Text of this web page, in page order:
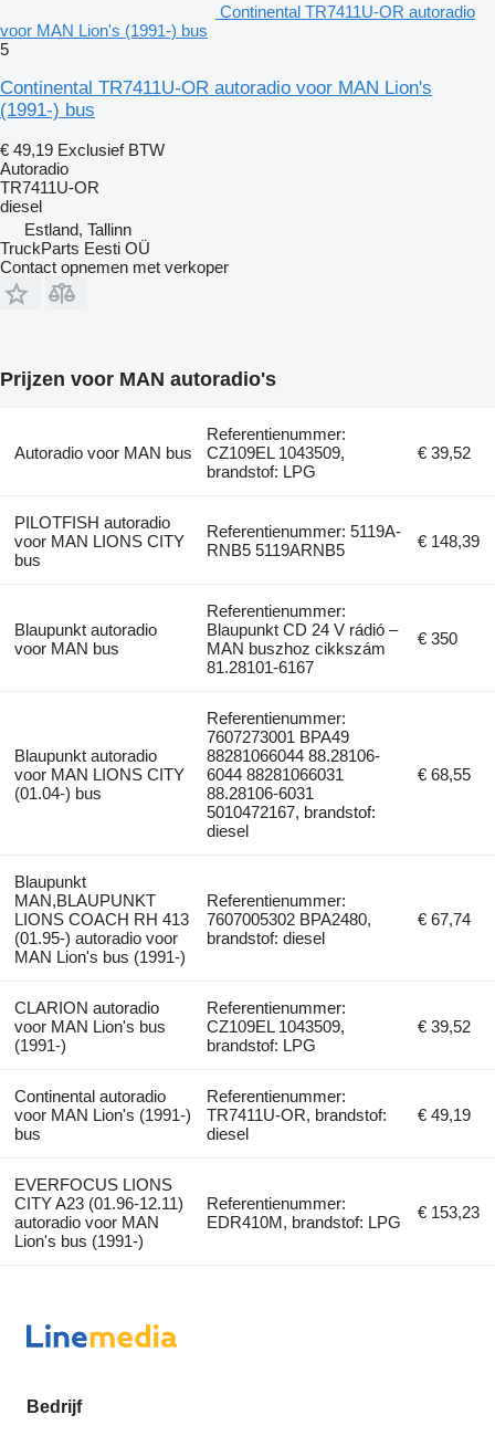
Continental TR7411U-OR autoradio
voor MAN Lion's (1991-) bus
5
Continental TR7411U-OR autoradio voor MAN Lion's
(1991-) bus
€ 49,19 Exclusief BTW
Autoradio
TR7411U-OR
diesel
Estland, Tallinn
TruckParts Eesti OÜ
Contact opnemen met verkoper
Prijzen voor MAN autoradio's
Autoradio voor MAN bus
Referentienummer:
CZ109EL 1043509,
brandstof: LPG
€ 39,52
PILOTFISH autoradio
voor MAN LIONS CITY
bus
Referentienummer: 5119A-
RNB5 5119ARNB5
€ 148,39
Blaupunkt autoradio
voor MAN bus
Referentienummer:
Blaupunkt CD 24 V rádió –
MAN buszhoz cikkszám
81.28101-6167
€ 350
Blaupunkt autoradio
voor MAN LIONS CITY
(01.04-) bus
Referentienummer:
7607273001 BPA49
88281066044 88.28106-
6044 88281066031
88.28106-6031
5010472167, brandstof:
diesel
€ 68,55
Blaupunkt
MAN,BLAUPUNKT
LIONS COACH RH 413
(01.95-) autoradio voor
MAN Lion's bus (1991-)
Referentienummer:
7607005302 BPA2480,
brandstof: diesel
€ 67,74
CLARION autoradio
voor MAN Lion's bus
(1991-)
Referentienummer:
CZ109EL 1043509,
brandstof: LPG
€ 39,52
Continental autoradio
voor MAN Lion's (1991-)
bus
Referentienummer:
TR7411U-OR, brandstof:
diesel
€ 49,19
EVERFOCUS LIONS
CITY A23 (01.96-12.11)
autoradio voor MAN
Lion's bus (1991-)
Referentienummer:
EDR410M, brandstof: LPG
€ 153,23
Bedrijf